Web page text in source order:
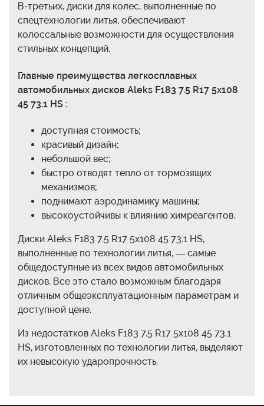
В-третьих, диски для колес, выполненные по
спецтехнологии литья, обеспечивают
колоссальные возможности для осуществления
стильных концепций.
Главные преимущества легкосплавных
автомобильных дисков Aleks F183 7.5 R17 5x108
45 73.1 HS :
доступная стоимость;
красивый дизайн;
небольшой вес;
быстро отводят тепло от тормозящих
механизмов;
поднимают аэродинамику машины;
высокоустойчивы к влиянию химреагентов.
Диски Aleks F183 7.5 R17 5x108 45 73.1 HS,
выполненные по технологии литья, — самые
общедоступные из всех видов автомобильных
дисков. Все это стало возможным благодаря
отличным общеэксплуатационным параметрам и
доступной цене.
Из недостатков Aleks F183 7.5 R17 5x108 45 73.1
HS, изготовленных по технологии литья, выделяют
их невысокую ударопрочность.